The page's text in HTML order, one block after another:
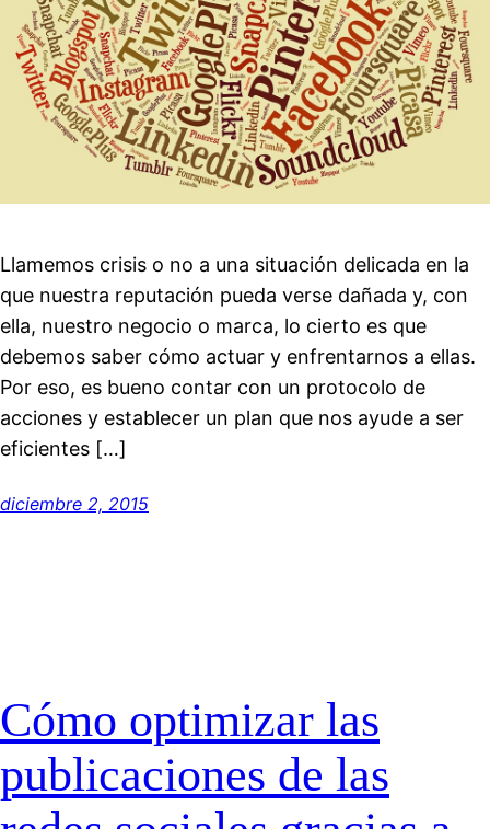
Llamemos crisis o no a una situación delicada en la
que nuestra reputación pueda verse dañada y, con
ella, nuestro negocio o marca, lo cierto es que
debemos saber cómo actuar y enfrentarnos a ellas.
Por eso, es bueno contar con un protocolo de
acciones y establecer un plan que nos ayude a ser
eficientes […]
diciembre 2, 2015
Cómo optimizar las
publicaciones de las